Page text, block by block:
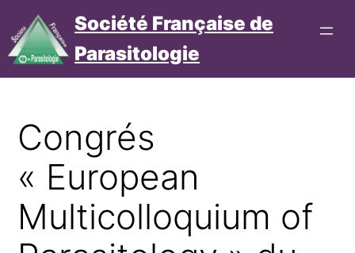
au
contenu
Société Française de
Parasitologie
Connexion
Congrés
« European
Multicolloquium of